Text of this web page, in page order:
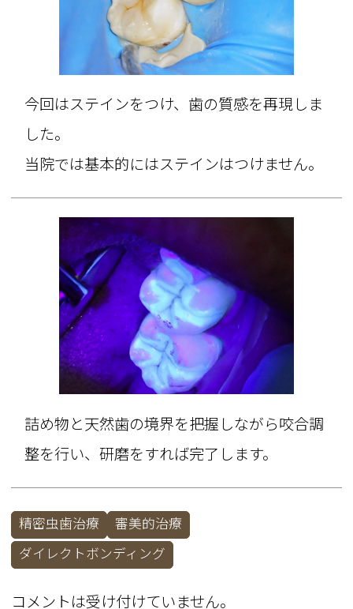
今回はステインをつけ、歯の質感を再現しま
した。
当院では基本的にはステインはつけません。
詰め物と天然歯の境界を把握しながら咬合調
整を行い、研磨をすれば完了します。
精密虫歯治療
審美的治療
ダイレクトボンディング
コメントは受け付けていません。